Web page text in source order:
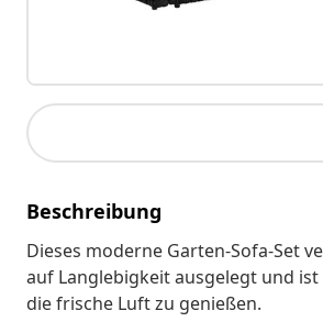
Beschreibung
Dieses moderne Garten-Sofa-Set
auf Langlebigkeit ausgelegt und
die frische Luft zu genießen.